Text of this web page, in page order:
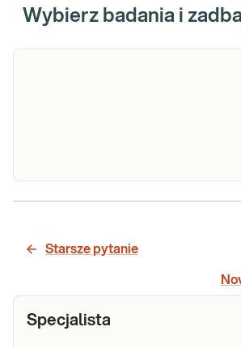
Wybierz badania i
Deficyt LCHAD - niedobór
HADHA - najczęstsza mutacja)
Starsze pytanie
Specjalista